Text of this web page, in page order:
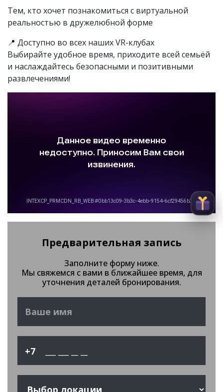
Тем, кто хочет познакомиться с виртуальной
реальностью в дружелюбной форме
📍 Доступно во всех наших VR-клубах
Выбирайте удобное время, приходите всей семьёй
и наслаждайтесь безопасными и позитивными
развлечениями!
Предварительная запись
Заполните форму ниже.
Мы свяжемся с вами в ближайшее время, для
уточнения деталей бронирования.
+7